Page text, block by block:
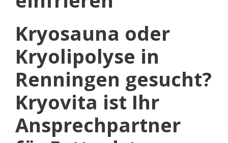
Kryosauna oder
Kryolipolyse in
Renningen gesucht?
Kryovita ist Ihr
Ansprechpartner